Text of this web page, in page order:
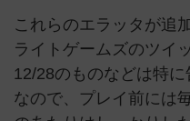
これらのエラッタが追
ライトゲームズのツイ
12/28のものなどは特
なので、プレイ前には